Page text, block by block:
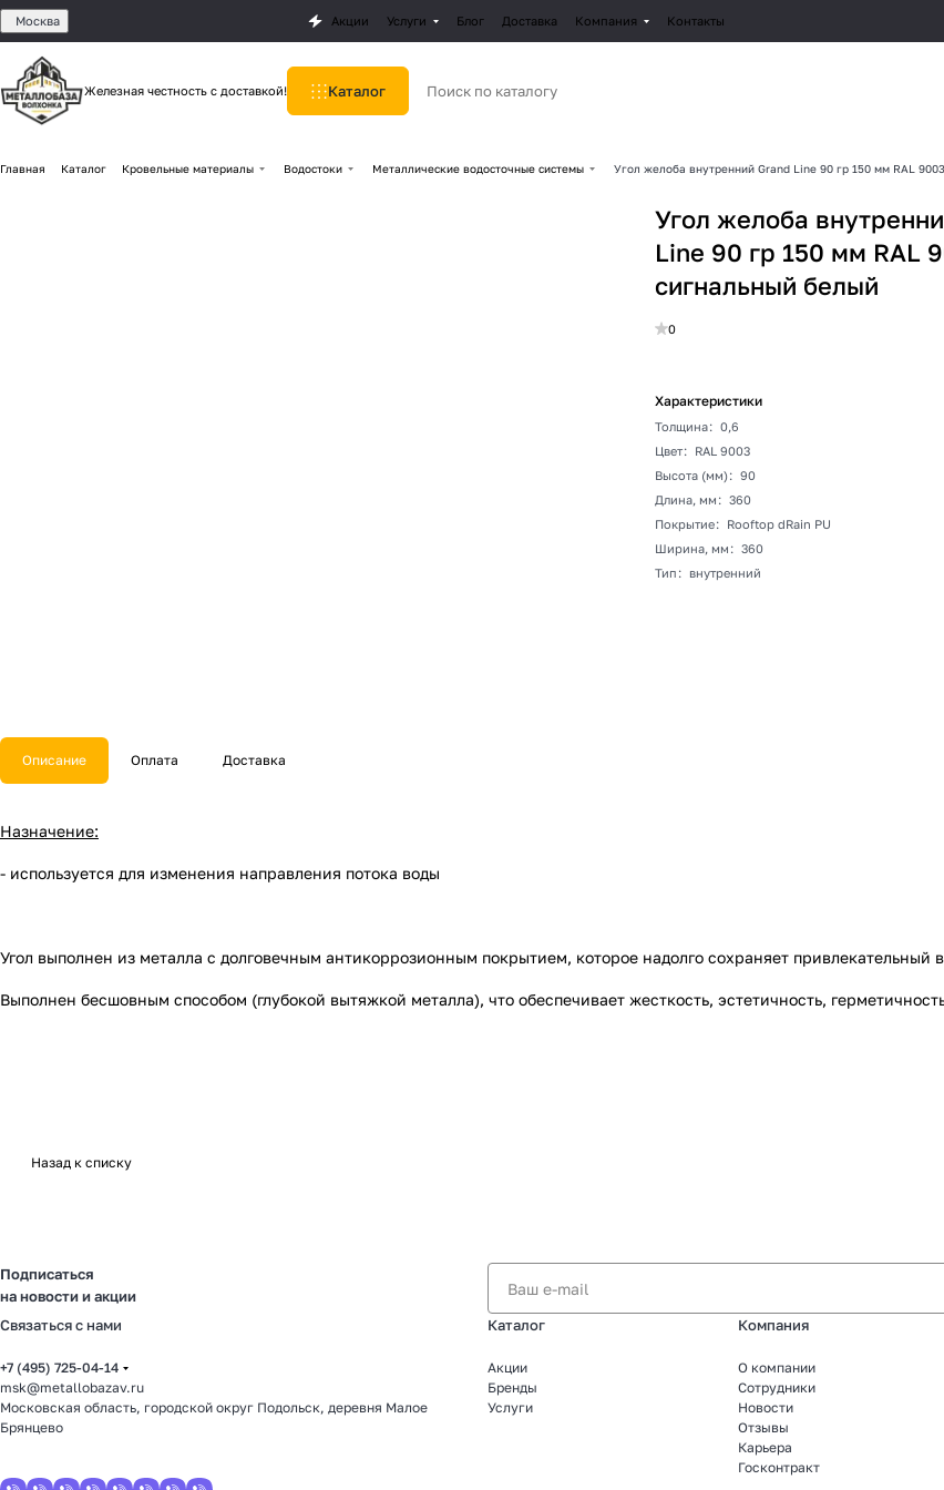
Москва Акции Услуги Блог Доставка Компания Контакты
Железная честность с доставкой! Каталог
Главная Каталог Кровельные материалы Водостоки Металлические водосточные системы Угол желоба внутренний Grand Line 90 гр 150 мм RAL
Угол желоба
Line 90 гр 150 мм RAL
сигнальный белый
0
Характеристики
Толщина: 0,6
Цвет:
RAL 9003
Высота (мм): 90
Длина, мм : 360
Покрытие:
Rooftop dRain PU
Ширина, мм : 360
Тип : внутренний
Описание Оплата Доставка
Назначение:
- используется для изменения направления потока воды
Угол выполнен из металла с долговечным антикоррозионным покрытием, которое надолго сохраняет
Выполнен бесшовным способом (глубокой вытяжкой металла), что обеспечивает жесткость, эстетичность,
Назад к списку
Подписаться
на новости и акции
Связаться с нами
+7 (495) 725-04-14
msk@metallobazav.ru
Московская область, городской округ Подольск, деревня Малое
Брянцево
Каталог
Акции
Бренды
Услуги
Компания
О компании
Сотрудники
Новости
Отзывы
Карьера
Госконтракт